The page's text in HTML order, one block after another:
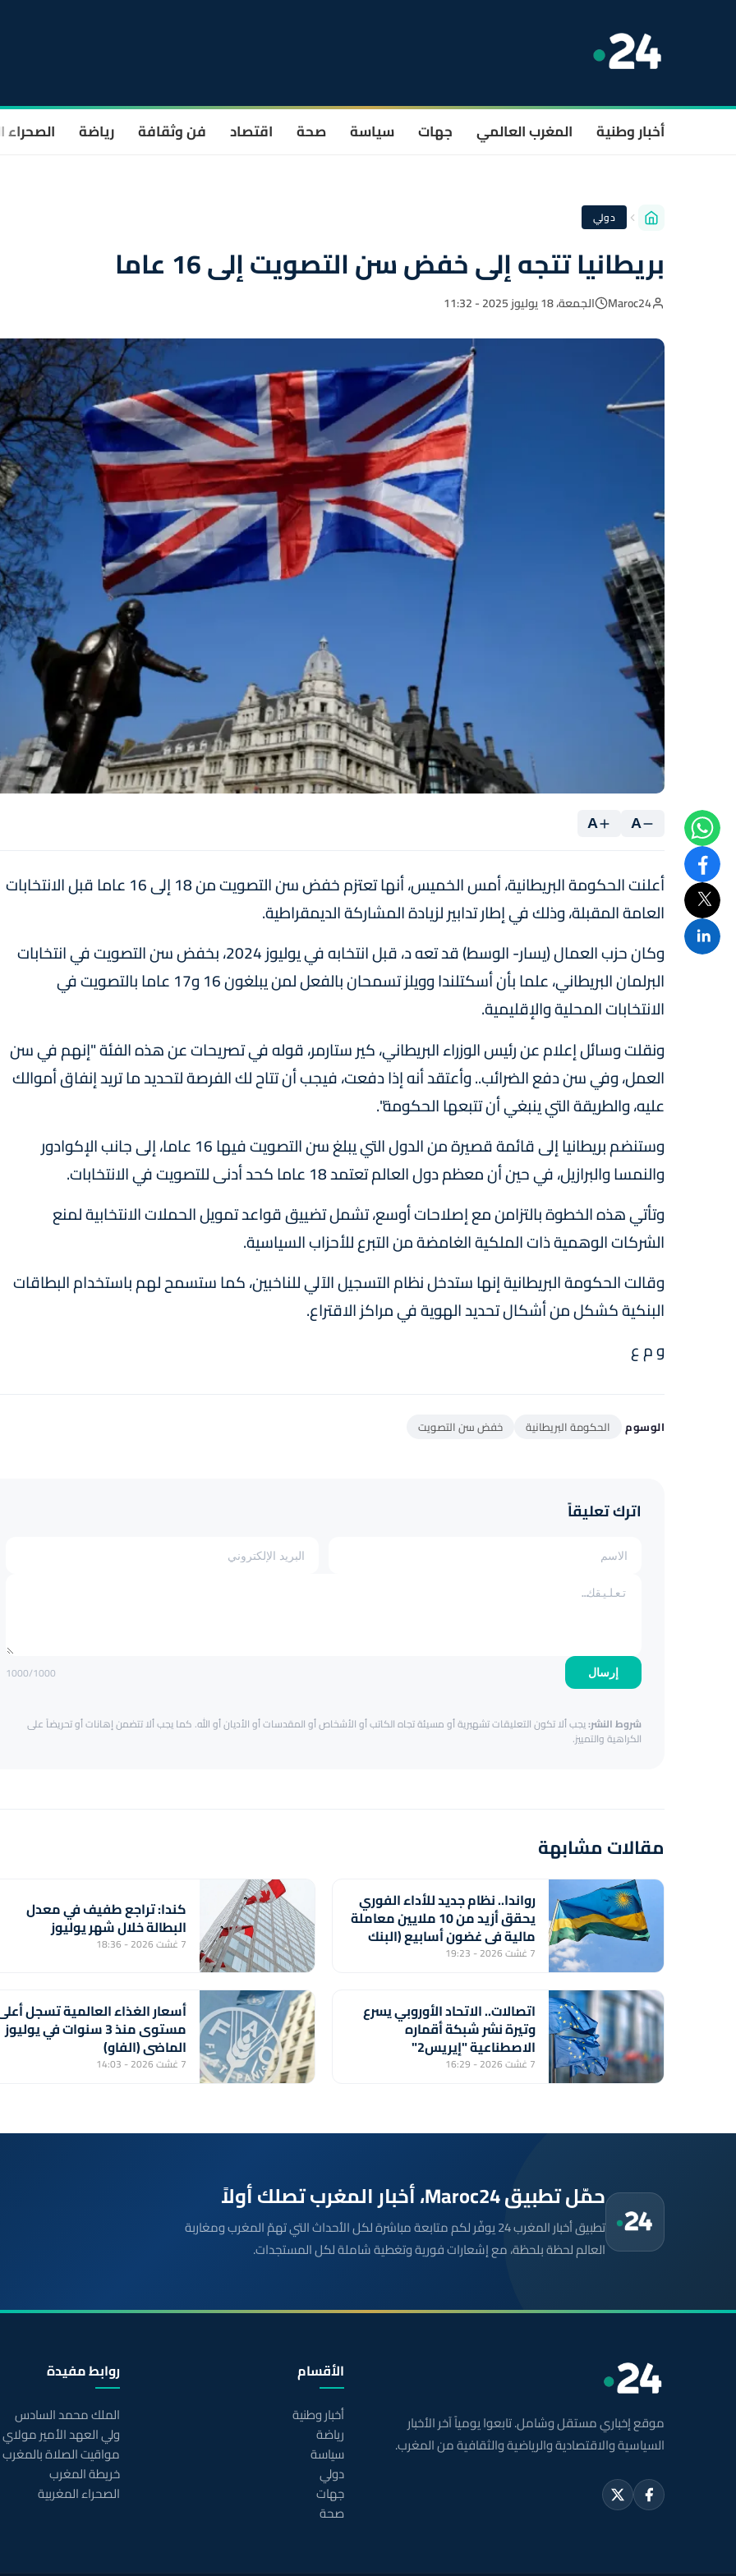
أخبار وطنية المغرب العالمي جهات سياسة صحة اقتصاد فن وثقافة رياضة الصحراء
دولي
بريطانيا تتجه إلى خفض سن التصويت إلى 16 عاما
Maroc24 الجمعة، 18 يوليوز 2025 - 11:32
A
A
أعلنت الحكومة البريطانية، أمس الخميس، أنها تعتزم خفض سن التصويت من 18 إلى 16 عاما قبل الانتخابات
العامة المقبلة، وذلك في إطار تدابير لزيادة المشاركة الديمقراطية.
وكان حزب العمال (يسار- الوسط) قد تعه د، قبل انتخابه في يوليوز 2024، بخفض سن التصويت في انتخابات
البرلمان البريطاني، علما بأن أسكتلندا وويلز تسمحان بالفعل لمن يبلغون 16 و17 عاما بالتصويت في
الانتخابات المحلية والإقليمية.
ونقلت وسائل إعلام عن رئيس الوزراء البريطاني، كير ستارمر، قوله في تصريحات عن هذه الفئة "إنهم في سن
العمل، وفي سن دفع الضرائب.. وأعتقد أنه إذا دفعت، فيجب أن تتاح لك الفرصة لتحديد ما تريد إنفاق أموالك
عليه، والطريقة التي ينبغي أن تتبعها الحكومة".
وستنضم بريطانيا إلى قائمة قصيرة من الدول التي يبلغ سن التصويت فيها 16 عاما، إلى جانب الإكوادور
والنمسا والبرازيل، في حين أن معظم دول العالم تعتمد 18 عاما كحد أدنى للتصويت في الانتخابات.
وتأتي هذه الخطوة بالتزامن مع إصلاحات أوسع، تشمل تضييق قواعد تمويل الحملات الانتخابية لمنع
الشركات الوهمية ذات الملكية الغامضة من التبرع للأحزاب السياسية.
وقالت الحكومة البريطانية إنها ستدخل نظام التسجيل الآلي للناخبين، كما ستسمح لهم باستخدام البطاقات
البنكية كشكل من أشكال تحديد الهوية في مراكز الاقتراع.
و م ع
الوسوم الحكومة البريطانية خفض سن التصويت
اترك تعليقاً
إرسال 1000/1000
شروط النشر:يجب ألا تكون التعليقات تشهيرية أو مسيئة تجاه الكاتب أو الأشخاص أو المقدسات أو الأديان أو الله. كما يجب ألا تتضمن إهانات أو تحريضاً على
الكراهية والتمييز.
مقالات مشابهة
رواندا.. نظام جديد للأداء الفوري
يحقق أزيد من 10 ملايين معاملة
مالية في غضون أسابيع (البنك
المركزي)
7 غشت 2026 - 19:23
كندا: تراجع طفيف في معدل
البطالة خلال شهر يوليوز
7 غشت 2026 - 18:36
اتصالات.. الاتحاد الأوروبي يسرع
وتيرة نشر شبكة أقماره
الاصطناعية "إيريس2"
7 غشت 2026 - 16:29
أسعار الغذاء العالمية تسجل
مستوى منذ 3 سنوات في يوليوز
الماضي (الفاو)
7 غشت 2026 - 14:03
حمّل تطبيق Maroc24، أخبار المغرب تصلك أولاً
تطبيق أخبار المغرب 24 يوفّر لكم متابعة مباشرة لكل الأحداث التي تهمّ المغرب ومغاربة
العالم لحظة بلحظة، مع إشعارات فورية وتغطية شاملة لكل المستجدات.
موقع إخباري مستقل وشامل. تابعوا يومياً آخر الأخبار
السياسية والاقتصادية والرياضية والثقافية من المغرب.
الأقسام
أخبار وطنية
رياضة
سياسة
دولي
جهات
صحة
روابط مفيدة
الملك محمد السادس
ولي العهد الأمير
مواقيت الصلاة بالمغرب
خريطة المغرب
الصحراء المغربية